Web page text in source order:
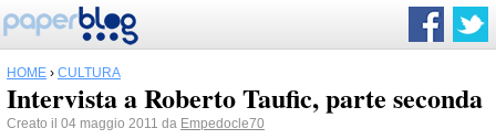
HOME › CULTURA
Intervista a Roberto Taufic, parte seconda
Creato il 04 maggio 2011 da Empedocle70